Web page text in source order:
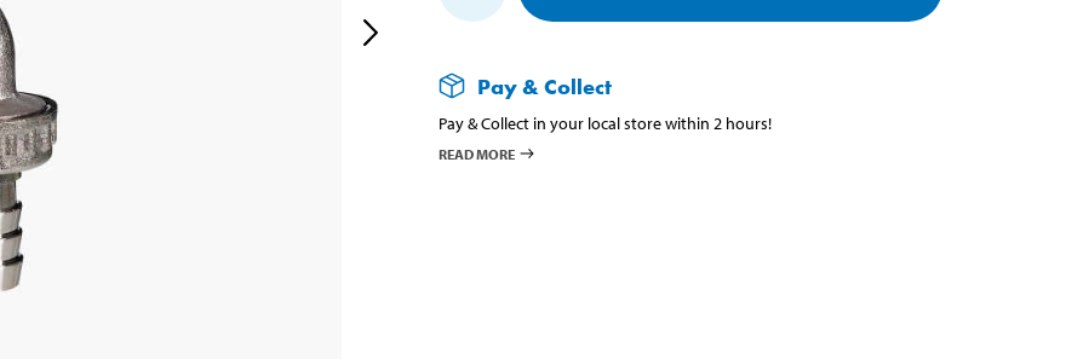
Pay & Collect
Pay & Collect in your local store within 2 hours!
READ MORE